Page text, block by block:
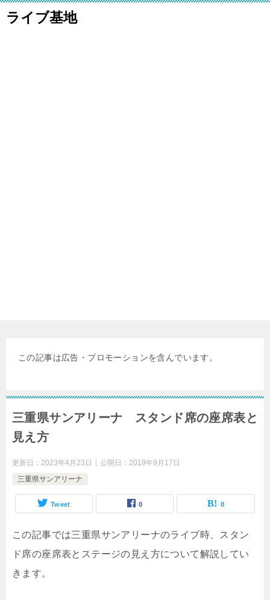
ライブ基地
この記事は広告・プロモーションを含んでいます。
三重県サンアリーナ スタンド席の座席表と
見え方
更新日： 2023年4月23日 公開日： 2019年9月17日
三重県サンアリーナ
Tweet 0 0
この記事では三重県サンアリーナのライブ時、スタン
ド席の座席表とステージの見え方について解説してい
きます。